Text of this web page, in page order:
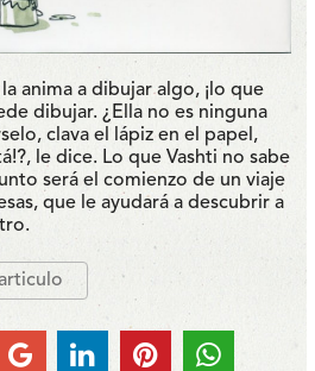
anima a dibujar algo, ¡lo que
dibujar. ¿Ella no es ninguna
clava el lápiz en el papel,
le dice. Lo que Vashti no sabe
será el comienzo de un viaje
que le ayudará a descubrir a